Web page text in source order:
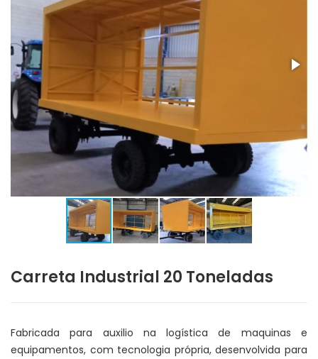
Carreta Industrial 20 Toneladas
Fabricada para auxilio na logística de maquinas e
equipamentos, com tecnologia própria, desenvolvida para